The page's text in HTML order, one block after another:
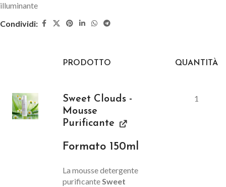
illuminante
Condividi:
PRODOTTO QUANTITÀ
Sweet Clouds -
Mousse
Purificante
Formato 150ml
La mousse detergente
purificanteSweet
1